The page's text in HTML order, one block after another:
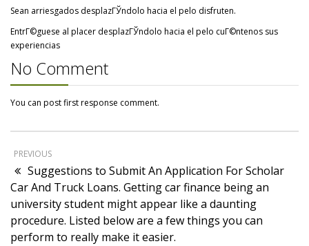
Sean arriesgados desplazГЎndolo hacia el pelo disfruten.
EntrГ©guese al placer desplazГЎndolo hacia el pelo cuГ©ntenos sus
experiencias
No Comment
You can post first response comment.
PREVIOUS
Suggestions to Submit An Application For Scholar
Car And Truck Loans. Getting car finance being an
university student might appear like a daunting
procedure. Listed below are a few things you can
perform to really make it easier.